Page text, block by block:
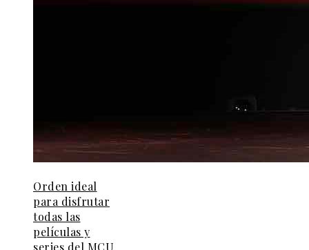
Orden ideal
para disfrutar
todas las
películas y
series del MCU